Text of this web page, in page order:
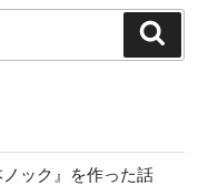
ック』を作った話